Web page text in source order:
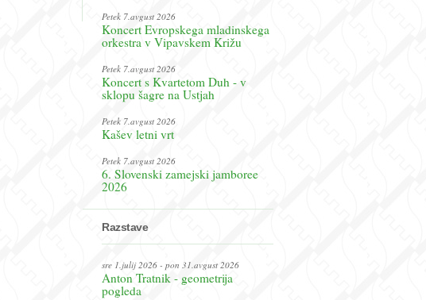
Petek 7.avgust 2026
Koncert Evropskega mladinskega
orkestra v Vipavskem Križu
Petek 7.avgust 2026
Koncert s Kvartetom Duh - v
sklopu šagre na Ustjah
Petek 7.avgust 2026
Kašev letni vrt
Petek 7.avgust 2026
6. Slovenski zamejski jamboree
2026
Razstave
sre 1.julij 2026 - pon 31.avgust 2026
Anton Tratnik - geometrija
pogleda